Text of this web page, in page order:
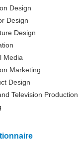
Design
Design
Design
Media
Marketing
Design
Television Production